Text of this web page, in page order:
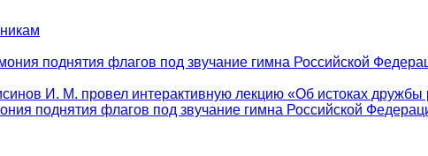
поднятия флагов под звучание гимна Российской
И. М. провел интерактивную лекцию «Об истоках дружбы
поднятия флагов под звучание гимна Российской